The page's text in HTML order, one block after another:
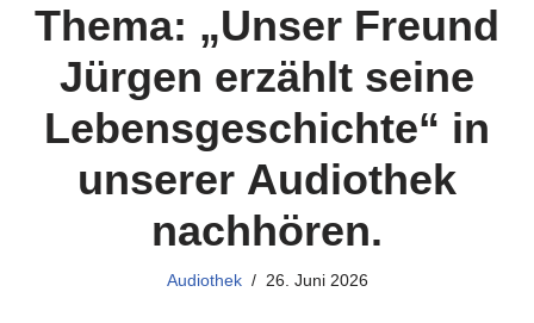
Thema: „Unser Freund
Jürgen erzählt seine
Lebensgeschichte“ in
unserer Audiothek
nachhören.
Audiothek 26. Juni 2026